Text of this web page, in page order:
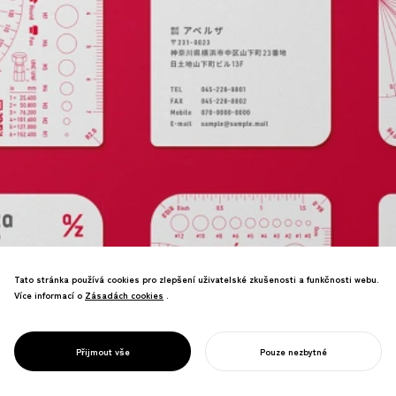
PROJECT
APERZA
posilující průmyslovou
konkurenceschopnost Japonska.
Tato stránka používá cookies pro zlepšení uživatelské zkušenosti a funkčnosti webu.
Více informací o Zásadách cookies
Zásadách cookies .
Přijmout vše Pouze nezbytné